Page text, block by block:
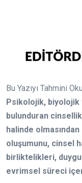
Bu Yazıyı Tahmini
Psikolojik,
bulunduran
halinde
oluşumunu, cinsel
birliktelikleri,
evrimsel süreci